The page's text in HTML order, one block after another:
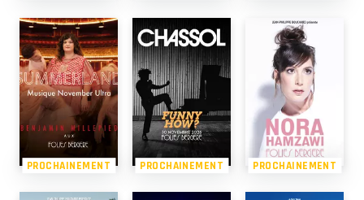
PROCHAINEMENT PROCHAINEMENT PROCHAINEMENT